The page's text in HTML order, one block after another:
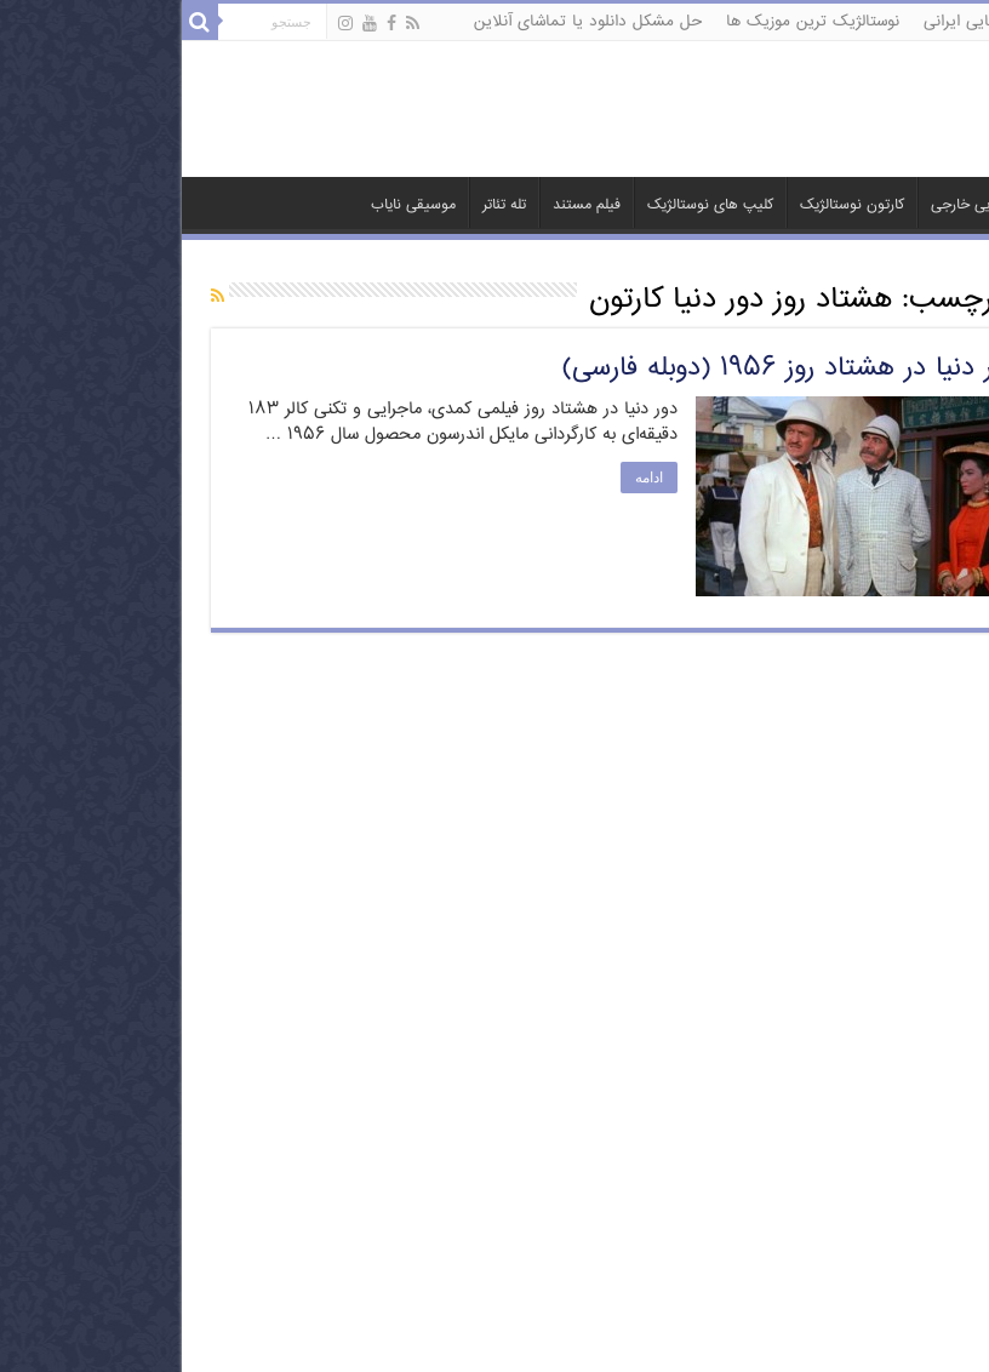
ایرانی نوستالژیک ترین موزیک ها حل مشکل دانلود یا تماشای آنلاین
خارجی کارتون نوستالژیک کلیپ های نوستالژیک فیلم مستند تله تئاتر موسیقی نایاب
برچسب:هشتاد روز دور دنیا کارتون
هشتاد روز ۱۹۵۶ (دوبله فارسی)
دور دنیا در هشتاد روز فیلمی کمدی، ماجرایی و تکنی کالر ۱۸۳
دقیقه‌ای به کارگردانی مایکل اندرسون محصول سال ۱۹۵۶ …
ادامه